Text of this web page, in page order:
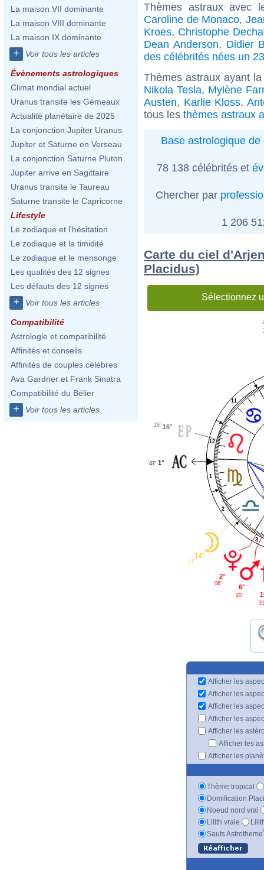
La maison VII dominante
La maison VIII dominante
La maison IX dominante
+ Voir tous les articles
Évènements astrologiques
Climat mondial actuel
Uranus transite les Gémeaux
Actualité planétaire de 2025
La conjonction Jupiter Uranus
Jupiter et Saturne en Verseau
La conjonction Saturne Pluton
Jupiter arrive en Sagittaire
Uranus transite le Taureau
Saturne transite le Capricorne
Lifestyle
Le zodiaque et l'hésitation
Le zodiaque et la timidité
Le zodiaque et le mensonge
Les qualités des 12 signes
Les défauts des 12 signes
+ Voir tous les articles
Compatibilité
Astrologie et compatibilité
Affinités et conseils
Affinités de couples célèbres
Ava Gardner et Frank Sinatra
Compatibilité du Bélier
+ Voir tous les articles
Thèmes astraux avec
Caroline de Monaco,
Kroes, Christophe
Dean Anderson, Didier
des célébrités nées un
Thèmes astraux ayant
Nikola Tesla, Mylène
Austen, Karlie Kloss,
tous les thèmes astraux
Base astrologique de
78 138 célébrités et
Chercher par
1 206
Carte du ciel
Placidus)
Sélectionnez
1
2
3
11
12
16°
26'
1°
47'
14°
41'
2°
06'
6°
20'
Afficher les
Afficher les
Afficher les
Afficher les
Afficher les
Afficher les
Afficher les
Thème tropical
Domification
Noeud nord vrai
Lilith vraie
Sauts Astrotheme